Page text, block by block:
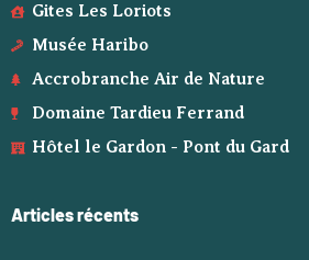
Gites Les Loriots
Musée Haribo
Accrobranche Air de Nature
Domaine Tardieu Ferrand
Hôtel le Gardon - Pont du Gard
Articles récents